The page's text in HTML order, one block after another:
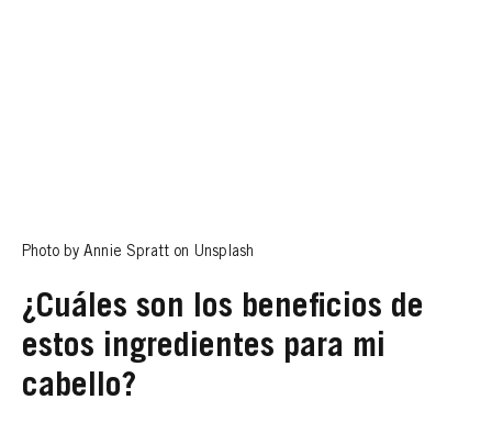
Photo by Annie Spratt on Unsplash
¿Cuáles son los beneficios de
estos ingredientes para mi
cabello?